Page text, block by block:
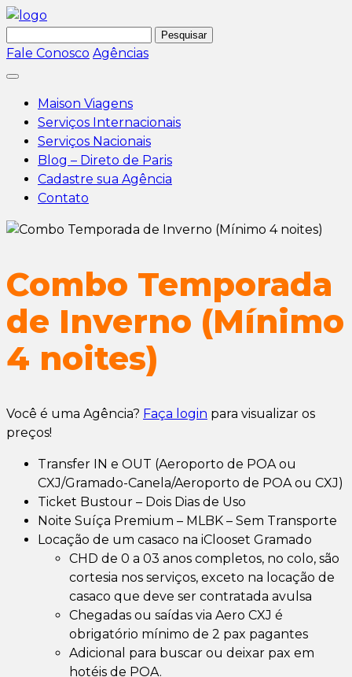
por:
Fale Conosco Agências
Maison Viagens
Serviços Internacionais
Serviços Nacionais
Blog – Direto de Paris
Cadastre sua Agência
Contato
Combo Temporada
de Inverno (Mínimo
4 noites)
Você é uma Agência? Faça login para visualizar os
preços!
Transfer IN e OUT (Aeroporto de POA ou
CXJ/Gramado-Canela/Aeroporto de POA ou CXJ)
Ticket Bustour – Dois Dias de Uso
Noite Suíça Premium – MLBK – Sem Transporte
Locação de um casaco na iClooset Gramado
CHD de 0 a 03 anos completos, no colo, são
cortesia nos serviços, exceto na locação de
casaco que deve ser contratada avulsa
Chegadas ou saídas via Aero CXJ é
obrigatório mínimo de 2 pax pagantes
Adicional para buscar ou deixar pax em
hotéis de POA.